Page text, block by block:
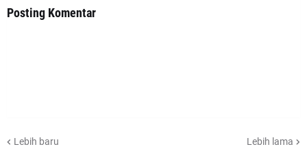
Posting Komentar
Lebih baru Lebih lama